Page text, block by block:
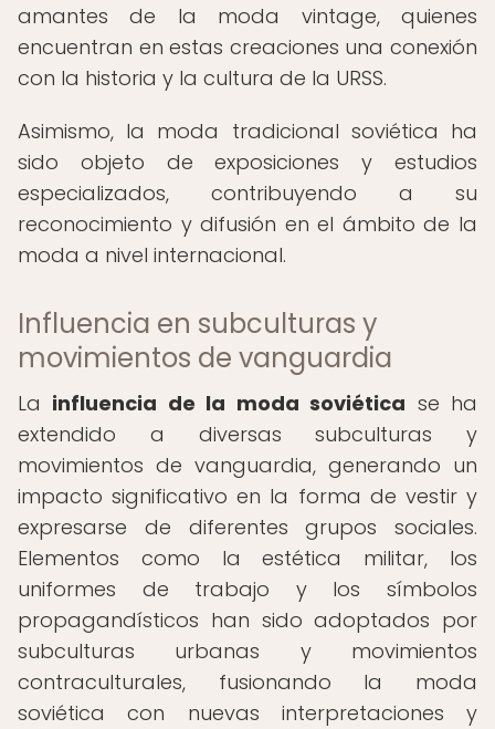
amantes de la moda vintage, quienes
encuentran en estas creaciones una conexión
con la historia y la cultura de la URSS.
Asimismo, la moda tradicional soviética ha
sido objeto de exposiciones y estudios
especializados, contribuyendo a su
reconocimiento y difusión en el ámbito de la
moda a nivel internacional.
Influencia en subculturas y
movimientos de vanguardia
La influencia de la moda soviética se ha
extendido a diversas subculturas y
movimientos de vanguardia, generando un
impacto significativo en la forma de vestir y
expresarse de diferentes grupos sociales.
Elementos como la estética militar, los
uniformes de trabajo y los símbolos
propagandísticos han sido adoptados por
subculturas urbanas y movimientos
contraculturales, fusionando la moda
soviética con nuevas interpretaciones y